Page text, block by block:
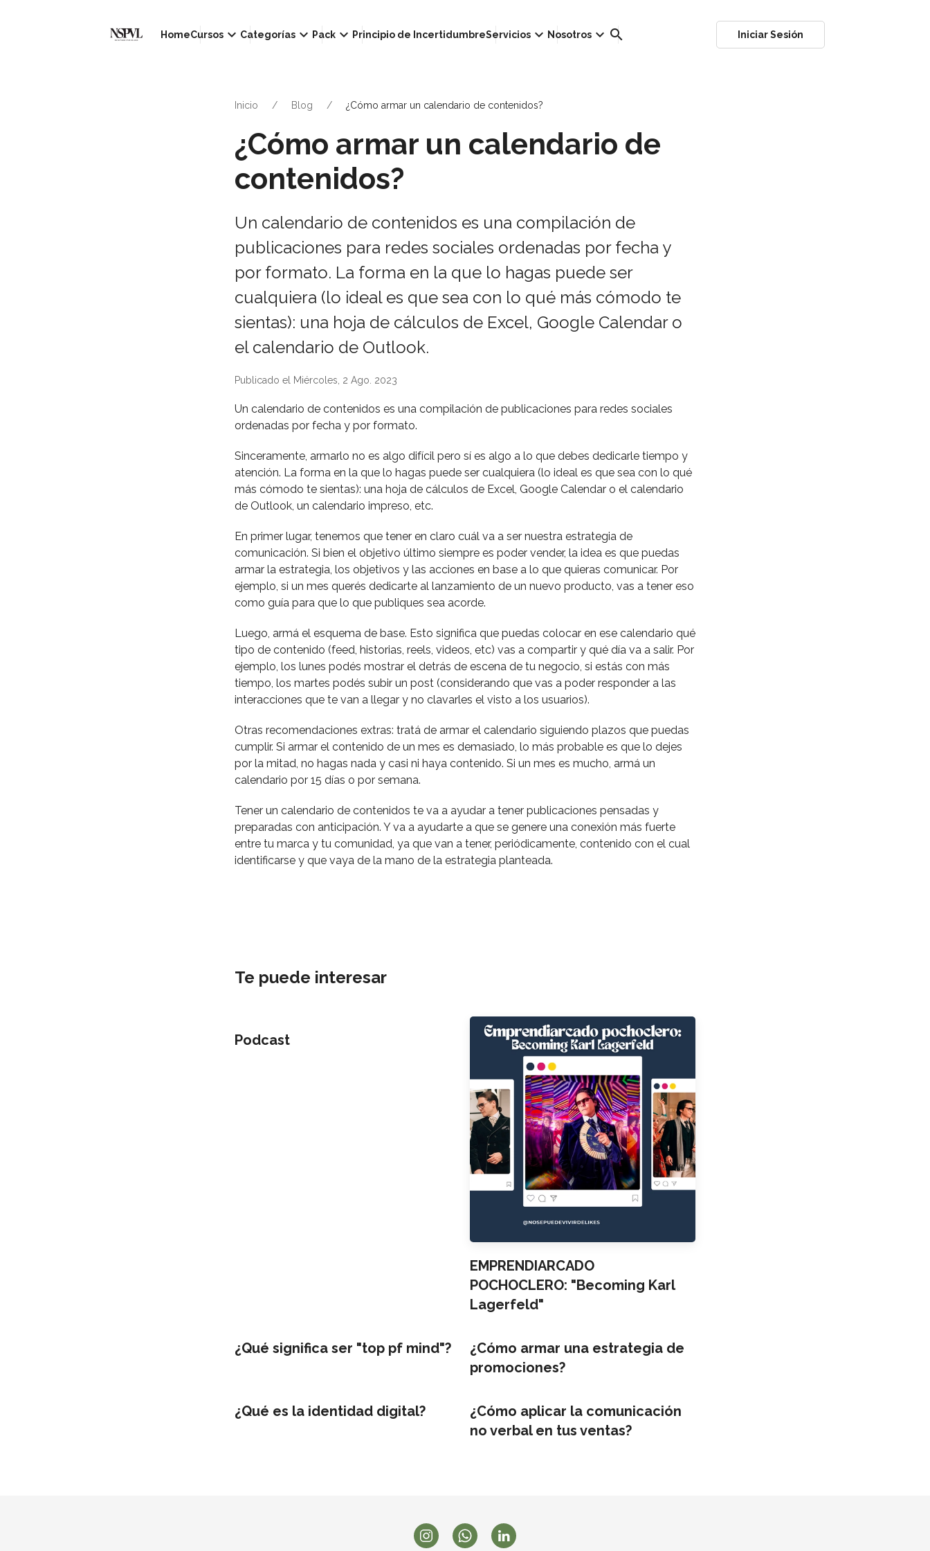
HomeCursos keyboard_arrow_down Categorías keyboard_arrow_down Pack keyboard_arrow_down Principio de IncertidumbreServicios keyboard_arrow_down Nosotros keyboard_arrow_down search Iniciar Sesión
Inicio Blog ¿Cómo armar un calendario de contenidos?
¿Cómo armar un calendario de
contenidos?
Un calendario de contenidos es una compilación de
publicaciones para redes sociales ordenadas por fecha y
por formato. La forma en la que lo hagas puede ser
cualquiera (lo ideal es que sea con lo qué más cómodo te
sientas): una hoja de cálculos de Excel, Google Calendar o
el calendario de Outlook.
Publicado el Miércoles, 2 Ago. 2023
Un calendario de contenidos es una compilación de publicaciones para redes sociales
ordenadas por fecha y por formato.
Sinceramente, armarlo no es algo difícil pero sí es algo a lo que debes dedicarle tiempo y
atención. La forma en la que lo hagas puede ser cualquiera (lo ideal es que sea con lo qué
más cómodo te sientas): una hoja de cálculos de Excel, Google Calendar o el calendario
de Outlook, un calendario impreso, etc.
En primer lugar, tenemos que tener en claro cuál va a ser nuestra estrategia de
comunicación. Si bien el objetivo último siempre es poder vender, la idea es que puedas
armar la estrategia, los objetivos y las acciones en base a lo que quieras comunicar. Por
ejemplo, si un mes querés dedicarte al lanzamiento de un nuevo producto, vas a tener eso
como guía para que lo que publiques sea acorde.
Luego, armá el esquema de base. Esto significa que puedas colocar en ese calendario qué
tipo de contenido (feed, historias, reels, videos, etc) vas a compartir y qué día va a salir. Por
ejemplo, los lunes podés mostrar el detrás de escena de tu negocio, si estás con más
tiempo, los martes podés subir un post (considerando que vas a poder responder a las
interacciones que te van a llegar y no clavarles el visto a los usuarios).
Otras recomendaciones extras: tratá de armar el calendario siguiendo plazos que puedas
cumplir. Si armar el contenido de un mes es demasiado, lo más probable es que lo dejes
por la mitad, no hagas nada y casi ni haya contenido. Si un mes es mucho, armá un
calendario por 15 días o por semana.
Tener un calendario de contenidos te va a ayudar a tener publicaciones pensadas y
preparadas con anticipación. Y va a ayudarte a que se genere una conexión más fuerte
entre tu marca y tu comunidad, ya que van a tener, periódicamente, contenido con el cual
identificarse y que vaya de la mano de la estrategia planteada.
Te puede interesar
Podcast
EMPRENDIARCADO
POCHOCLERO: "Becoming Karl
Lagerfeld"
¿Qué significa ser "top pf mind"?
¿Cómo armar una estrategia de
promociones?
¿Qué es la identidad digital?
¿Cómo aplicar la comunicación
no verbal en tus ventas?